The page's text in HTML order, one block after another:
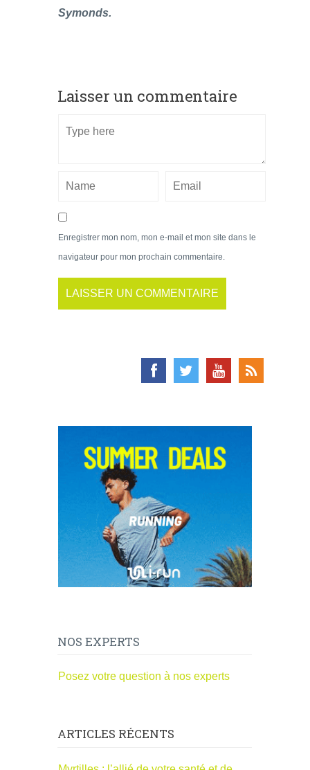
Symonds.
Laisser un commentaire
Enregistrer mon nom, mon e-mail et mon site dans le
navigateur pour mon prochain commentaire.
NOS EXPERTS
Posez votre question à nos experts
ARTICLES RÉCENTS